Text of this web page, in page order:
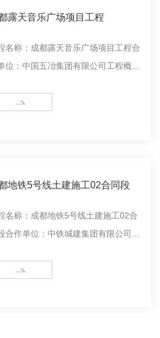
露天音乐广场项目工程
名称：成都露天音乐广场项目工程合
位：中国五冶集团有限公司工程概
凤凰山片区，东临拥军路，西靠北星
地铁5号线土建施工02合同段
名称：成都地铁5号线土建施工02合
合作单位：中铁城建集团有限公司工
村，规划迎宾大道以东，剑南大道以